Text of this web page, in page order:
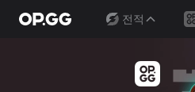
전적